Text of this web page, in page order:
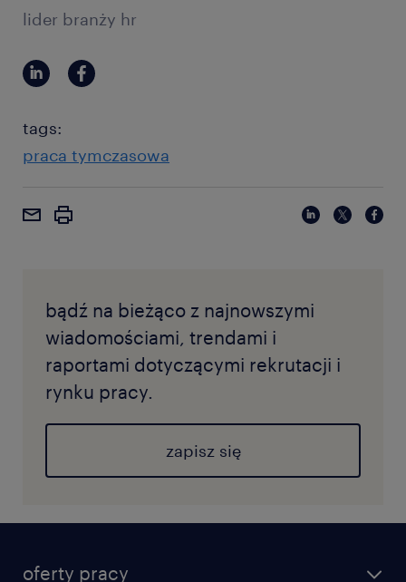
lider branży hr
tags:
praca tymczasowa
bądź na bieżąco z najnowszymi
wiadomościami, trendami i
raportami dotyczącymi rekrutacji i
rynku pracy.
zapisz się
oferty pracy